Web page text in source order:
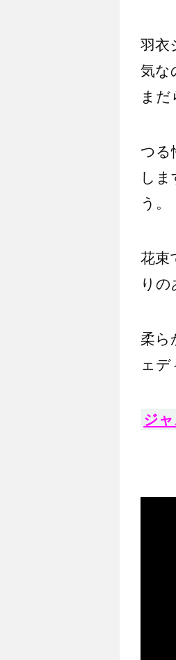
羽衣
気な
まだ
つる
し
う。
花束
りの
柔ら
ェデ
ジ